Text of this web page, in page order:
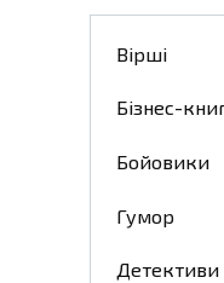
Вірші
Бізнес-
Бойовики
Гумор
Детективи